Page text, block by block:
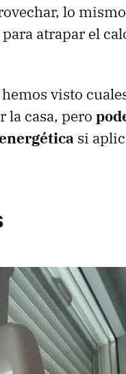
lo
atrapar el
visto
la casa, pero
si